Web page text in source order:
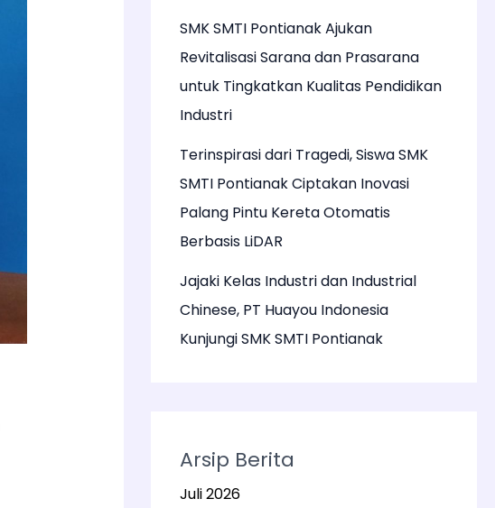
SMK SMTI Pontianak Ajukan
Revitalisasi Sarana dan Prasarana
untuk Tingkatkan Kualitas Pendidikan
Industri
Terinspirasi dari Tragedi, Siswa SMK
SMTI Pontianak Ciptakan Inovasi
Palang Pintu Kereta Otomatis
Berbasis LiDAR
Jajaki Kelas Industri dan Industrial
Chinese, PT Huayou Indonesia
Kunjungi SMK SMTI Pontianak
Arsip Berita
Juli 2026